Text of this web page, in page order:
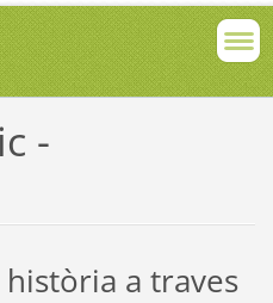
-
a traves